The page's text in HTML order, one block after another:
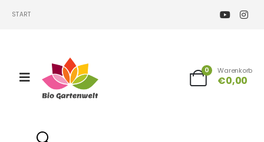
START
0 Warenkorb
€0,00